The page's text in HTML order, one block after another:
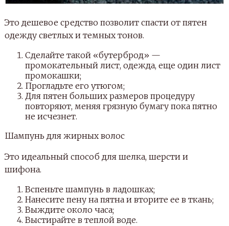
Это дешевое средство позволит спасти от пятен
одежду светлых и темных тонов.
Сделайте такой «бутерброд» —
промокательный лист, одежда, еще один лист
промокашки;
Прогладьте его утюгом;
Для пятен больших размеров процедуру
повторяют, меняя грязную бумагу пока пятно
не исчезнет.
Шампунь для жирных волос
Это идеальный способ для шелка, шерсти и
шифона.
Вспеньте шампунь в ладошках;
Нанесите пену на пятна и вторите ее в ткань;
Выждите около часа;
Выстирайте в теплой воде.